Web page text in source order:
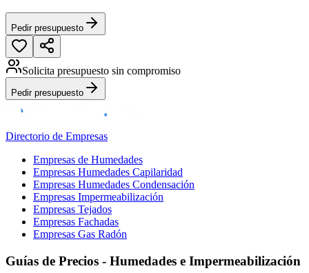
Pedir presupuesto
Solicita presupuesto sin compromiso
Pedir presupuesto
Directorio de Empresas
Empresas de Humedades
Empresas Humedades Capilaridad
Empresas Humedades Condensación
Empresas Impermeabilización
Empresas Tejados
Empresas Fachadas
Empresas Gas Radón
Guías de Precios - Humedades e Impermeabilización